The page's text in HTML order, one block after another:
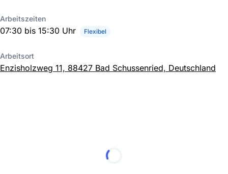
Arbeitszeiten
07:30 bis 15:30 Uhr Flexibel
Arbeitsort
Enzisholzweg 11, 88427 Bad Schussenried, Deutschland